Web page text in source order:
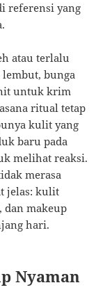
referensi yang
atau terlalu
bunga
untuk krim
ritual tetap
kulit yang
baru pada
melihat reaksi.
merasa
jelas: kulit
dan makeup
hari.
Nyaman